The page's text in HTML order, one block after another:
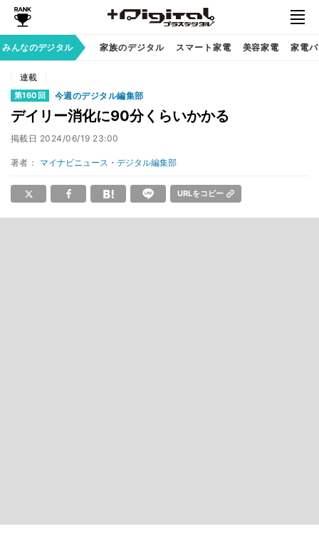
みんなのデジタル 家族のデジタル スマート家電 美容家電 家電
連載
第160回 今週のデジタル編集部
デイリー消化に90分くらいかかる
掲載日 2024/06/19 23:00
著者： マイナビニュース・デジタル編集部
URLをコピー